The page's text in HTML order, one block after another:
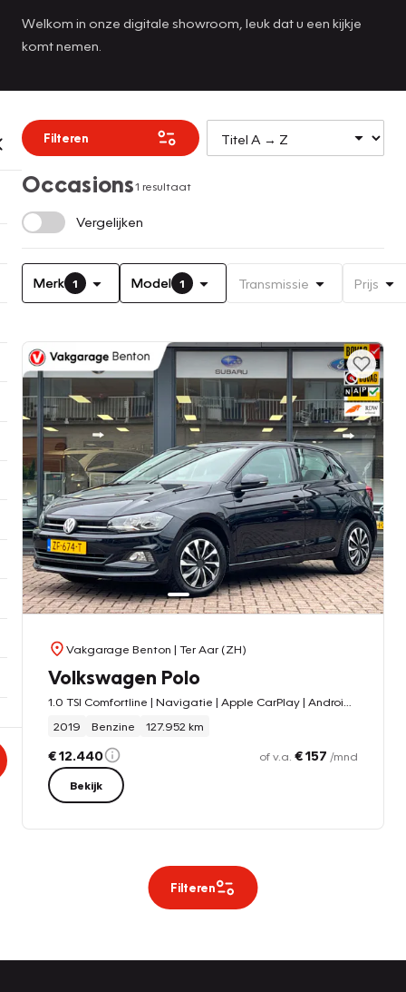
Welkom in onze digitale showroom, leuk dat u een kijkje
komt nemen.
Filteren
Occasions1 resultaat
Vergelijken
Merk 1 Model 1 Transmissie Prijs
Vakgarage Benton | Ter Aar (ZH)
Volkswagen Polo
2019
Benzine 127.952 km
€ 12.440 of v.a. € 157 /mnd
Bekijk
Filteren